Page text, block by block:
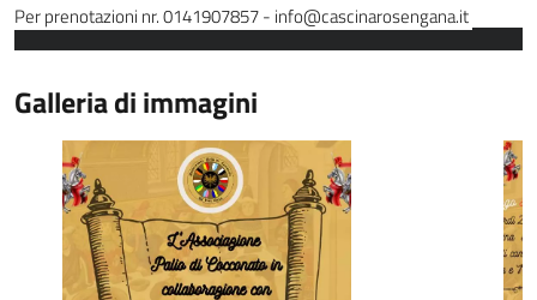
Per prenotazioni nr. 0141907857 - info@cascinarosengana.it
Galleria di immagini